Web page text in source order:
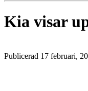
Kia visar
Publicerad 17 februari,